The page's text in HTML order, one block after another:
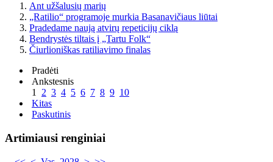
Ant užšalusių marių
„Ratilio“ programoje murkia Basanavičiaus liūtai
Pradedame naują atvirų repeticijų ciklą
Bendrystės tiltais į „Tartu Folk“
Čiurlioniškas ratiliavimo finalas
Pradėti
Ankstesnis
1 2 3 4 5 6 7 8 9 10
Kitas
Paskutinis
Artimiausi renginiai